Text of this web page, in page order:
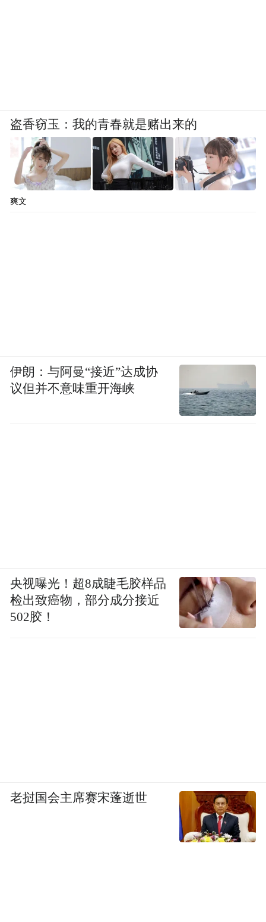
盗香窃玉：我的青春就是赌出来的
爽文
伊朗：与阿曼“接近”达成协
议但并不意味重开海峡
央视曝光！超8成睫毛胶样品
检出致癌物，部分成分接近
502胶！
老挝国会主席赛宋蓬逝世